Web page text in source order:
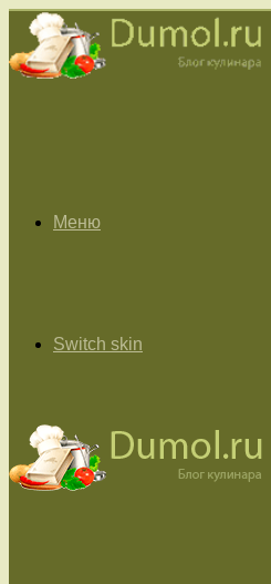
Меню
Switch skin